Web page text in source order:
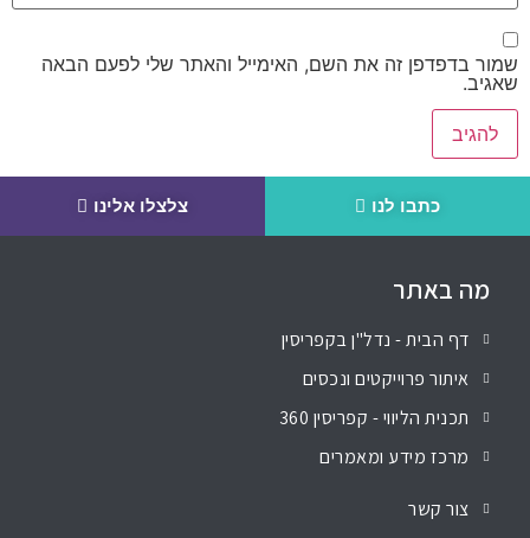
שמור בדפדפן זה את השם, האימייל והאתר שלי לפעם הבאה
שאגיב.
כתבו לנו צלצלו אלינו
מה באתר
דף הבית - נדל"ן בקפריסין
איתור פרוייקטים ונכסים
תכנית הליווי - קפריסין 360
מרכז מידע ומאמרים
צור קשר